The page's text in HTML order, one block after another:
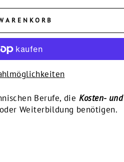
Berufe, die Kosten- und
Weiterbildung benötigen.